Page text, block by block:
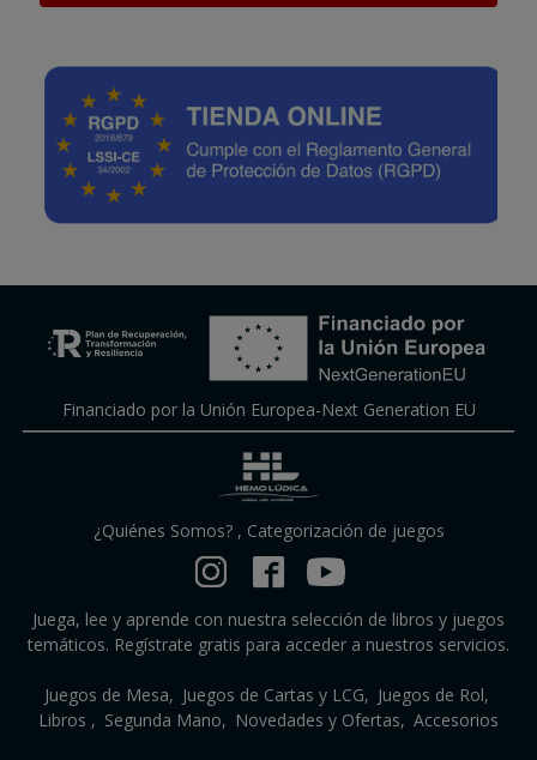
Financiado por la Unión Europea-Next Generation EU
¿Quiénes Somos?, Categorización de juegos
Juega, lee y aprende con nuestra selección de libros y juegos
temáticos. Regístrate gratis para acceder a nuestros servicios.
Juegos de Mesa Juegos de Cartas y LCG
Juegos de Rol
Libros
Segunda Mano Novedades y Ofertas Accesorios